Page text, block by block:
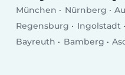
München Nürnberg
Regensburg
Ingolstadt
Bayreuth
Bamberg